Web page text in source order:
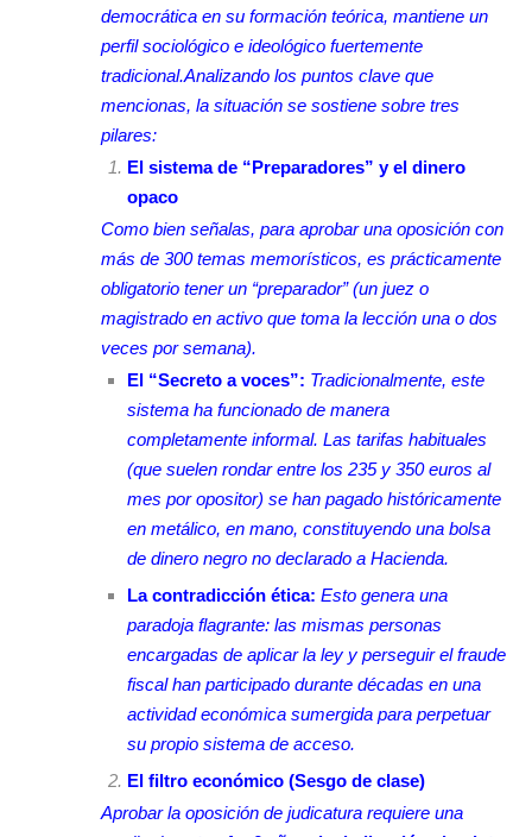
democrática en su formación teórica, mantiene un
perfil sociológico e ideológico fuertemente
tradicional.Analizando los puntos clave que
mencionas, la situación se sostiene sobre tres
pilares:
El sistema de “Preparadores” y el dinero
opaco
Como bien señalas, para aprobar una oposición con
más de 300 temas memorísticos, es prácticamente
obligatorio tener un “preparador” (un juez o
magistrado en activo que toma la lección una o dos
veces por semana).
El “Secreto a voces”: Tradicionalmente, este
sistema ha funcionado de manera
completamente informal. Las tarifas habituales
(que suelen rondar entre los 235 y 350 euros al
mes por opositor) se han pagado históricamente
en metálico, en mano, constituyendo una bolsa
de dinero negro no declarado a Hacienda.
La contradicción ética: Esto genera una
paradoja flagrante: las mismas personas
encargadas de aplicar la ley y perseguir el fraude
fiscal han participado durante décadas en una
actividad económica sumergida para perpetuar
su propio sistema de acceso.
El filtro económico (Sesgo de clase)
Aprobar la oposición de judicatura requiere una